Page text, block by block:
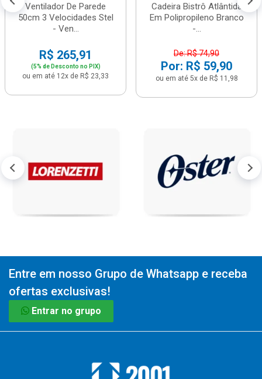
Ventilador De Parede
50cm 3 Velocidades Stel
- Ven...
R$ 265,91
(5% de Desconto no PIX)
ou em até 12x de R$ 23,33
Cadeira Bistrô Atlântida
Em Polipropileno Branco
-...
De: R$ 74,90
Por: R$ 59,90
ou em até 5x de R$ 11,98
Entre em nosso Grupo de Whatsapp e receba
ofertas exclusivas!
Entrar no grupo